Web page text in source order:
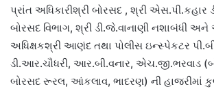
પ્રાંત અધિકારીશ્રી બોરસદ , શ્રી એસ.પી.કહાર
બોરસદ વિભાગ, શ્રી ડી.જે.વાનાણી નશાબંધી
અધિક્ષકશ્રી આણંદ તથા પોલીસ ઇન્સ્પેકટર
ડી.આર.ચૌધરી, આર.બી.વનાર, એચ.જી.ભરવાડ
બોરસદ રૂરલ, આંકલાવ, ભાદરણ) ની હાજરીમાં